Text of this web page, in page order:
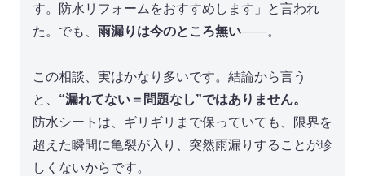
す。防水リフォームをおすすめします」と言われ
た。でも、 雨漏りは今のところ無い——。
この相談、実はかなり多いです。結論から言う
と、 “漏れてない＝問題なし”ではありません。
防水シートは、ギリギリまで保っていても、限界を
超えた瞬間に亀裂が入り、突然雨漏りすることが珍
しくないからです。